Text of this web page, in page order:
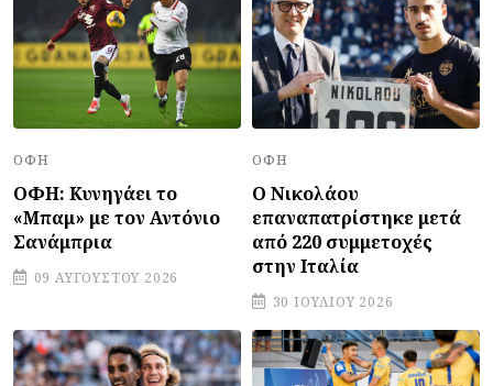
ΟΦΗ
ΟΦΗ: Κυνηγάει το
«Μπαμ» με τον Αντόνιο
Σανάμπρια
09 ΑΥΓΟΎΣΤΟΥ 2026
ΟΦΗ
Ο Νικολάου
επαναπατρίστηκε μετά
από 220 συμμετοχές
στην Ιταλία
30 ΙΟΥΛΊΟΥ 2026